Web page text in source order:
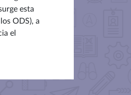
esta
ODS), a
el